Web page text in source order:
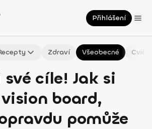
Přihlášení
Zdraví Všeobecné
cíle! Jak si
board,
pomůže